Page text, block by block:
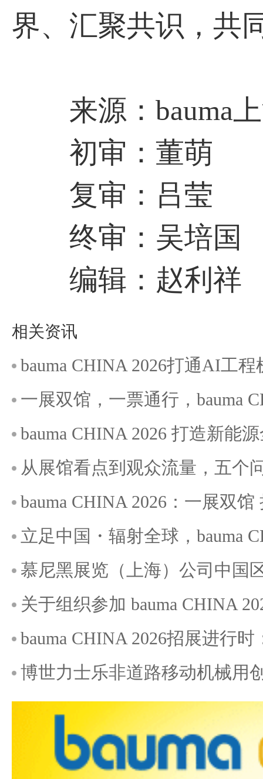
界、汇聚共识，共
来源：bauma上
初审：董萌
复审：吕莹
终审：吴培国
编辑：赵利祥
相关资讯
bauma CHINA 2026打通AI工
一展双馆，一票通行，bauma
bauma CHINA 2026 打造新能
从展馆看点到观众流量，五个
bauma CHINA 2026：一展双馆
立足中国・辐射全球，bauma
慕尼黑展览（上海）公司中国
关于组织参加 bauma CHINA
bauma CHINA 2026招展进行
博世力士乐非道路移动机械用